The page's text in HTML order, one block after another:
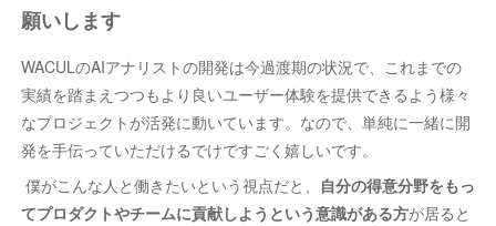
願いします
WACULのAIアナリストの開発は今過渡期の状況で、これまでの
実績を踏まえつつもより良いユーザー体験を提供できるよう様々
なプロジェクトが活発に動いています。なので、単純に一緒に開
発を手伝っていただけるでけですごく嬉しいです。
僕がこんな人と働きたいという視点だと、
自分の得意分野をもっ
てプロダクトやチームに貢献しようという意識がある方が居ると